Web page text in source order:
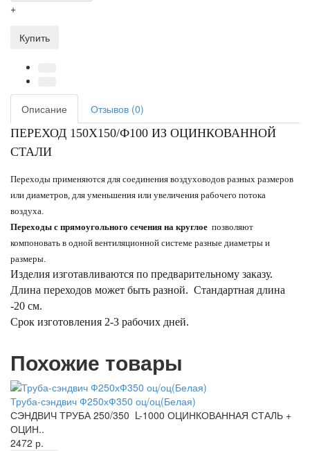
+
Купить
Описание
Отзывов (0)
ПЕРЕХОД 150Х150/Ф100 ИЗ ОЦИНКОВАННОЙ
СТАЛИ
Переходы применяются для соединения воздуховодов разных размеров
или диаметров, для уменьшения или увеличения рабочего потока
воздуха.
Переходы с прямоугольного сечения на круглое позволяют
компоновать в одной вентиляционной системе разные диаметры и
размеры.
Изделия изготавливаются по предварительному заказу.
Длина переходов может быть разной. Стандартная длина
-20 см.
Срок изготовления 2-3 рабочих дней.
Похожие товары
Труба-сэндвич Ф250хФ350 оц/оц(Белая)
СЭНДВИЧ ТРУБА 250/350 L-1000 ОЦИНКОВАННАЯ СТАЛЬ +
ОЦИН..
2472 р.